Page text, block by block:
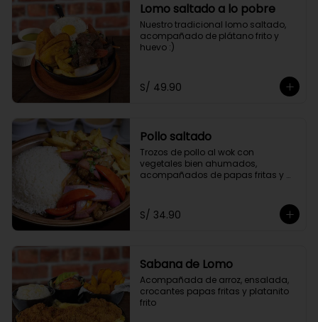
Lomo saltado a lo pobre
Nuestro tradicional lomo saltado,
acompañado de plátano frito y
huevo :)
S/ 49.90
Pollo saltado
Trozos de pollo al wok con
vegetales bien ahumados,
acompañados de papas fritas y
S/ 34.90
Sabana de Lomo
Acompañada de arroz, ensalada,
crocantes papas fritas y platanito
frito